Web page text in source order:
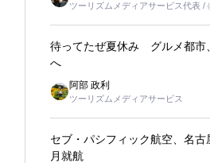
ツーリズムメディアサービス代表 /
待ってたぜ夏休み グルメ都市
へ
阿部 政利
ツーリズムメディアサービス
セブ・パシフィック航空、名
月就航